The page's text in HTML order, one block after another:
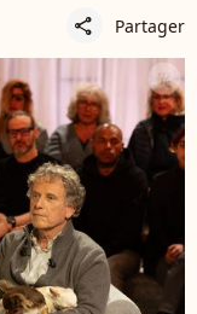
share Partager